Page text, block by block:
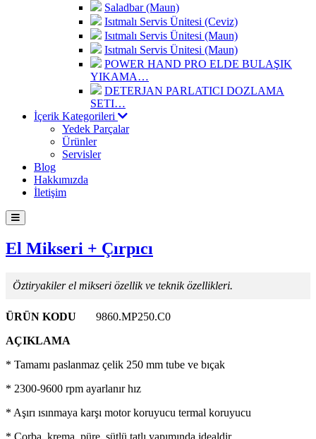
Saladbar (Maun)
Isıtmalı Servis Ünitesi (Ceviz)
Isıtmalı Servis Ünitesi (Maun)
Isıtmalı Servis Ünitesi (Maun)
POWER HAND PRO ELDE BULAŞIK
YIKAMA…
DETERJAN PARLATICI DOZLAMA
SETI…
İçerik Kategorileri
Yedek Parçalar
Ürünler
Servisler
Blog
Hakkımızda
İletişim
El Mikseri + Çırpıcı
Öztiryakiler el mikseri özellik ve teknik özellikleri.
ÜRÜN KODU
9860.MP250.C0
AÇIKLAMA
* Tamamı paslanmaz çelik 250 mm tube ve bıçak
* 2300-9600 rpm ayarlanır hız
* Aşırı ısınmaya karşı motor koruyucu termal koruyucu
* Çorba, krema, püre, sütlü tatlı yapımında idealdir